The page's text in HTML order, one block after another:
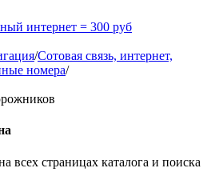
интернет = 300 руб
/Сотовая связь, интернет,
номера/
всех страницах каталога и поиска